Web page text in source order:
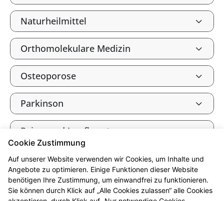
Naturheilmittel
Orthomolekulare Medizin
Osteoporose
Parkinson
Reise- und Impfberatung
Säure-Basen-Haushalt
Tee und Heilkräuter
Cookie Zustimmung
Auf unserer Website verwenden wir Cookies, um Inhalte und
Angebote zu optimieren. Einige Funktionen dieser Website
benötigen Ihre Zustimmung, um einwandfrei zu funktionieren.
Sie können durch Klick auf „Alle Cookies zulassen“ alle Cookies